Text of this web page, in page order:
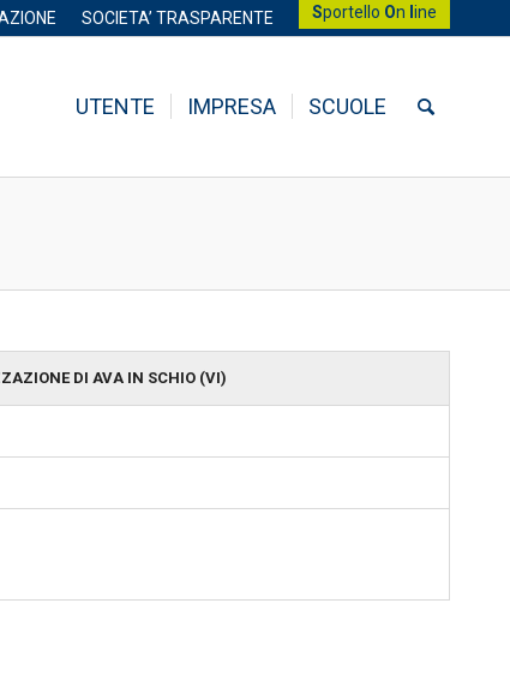
SOCIETA’ TRASPARENTE Sportello On ine
UTENTE IMPRESA SCUOLE
DI AVA IN SCHIO (VI)